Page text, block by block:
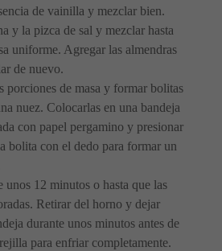
de vainilla y mezclar bien.
y la pizca de sal y mezclar hasta
uniforme. Agregar las almendras
de nuevo.
porciones de masa y formar bolitas
nuez. Colocarlas en una bandeja
con papel pergamino y presionar
bolita con el dedo para formar un
unos 12 minutos o hasta que las
Retirar del horno y dejar
durante unos minutos antes de
para enfriar completamente.